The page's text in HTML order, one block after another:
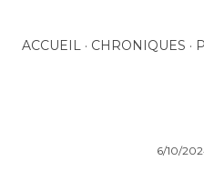
ACCUEIL CHRONIQUES
6/10/